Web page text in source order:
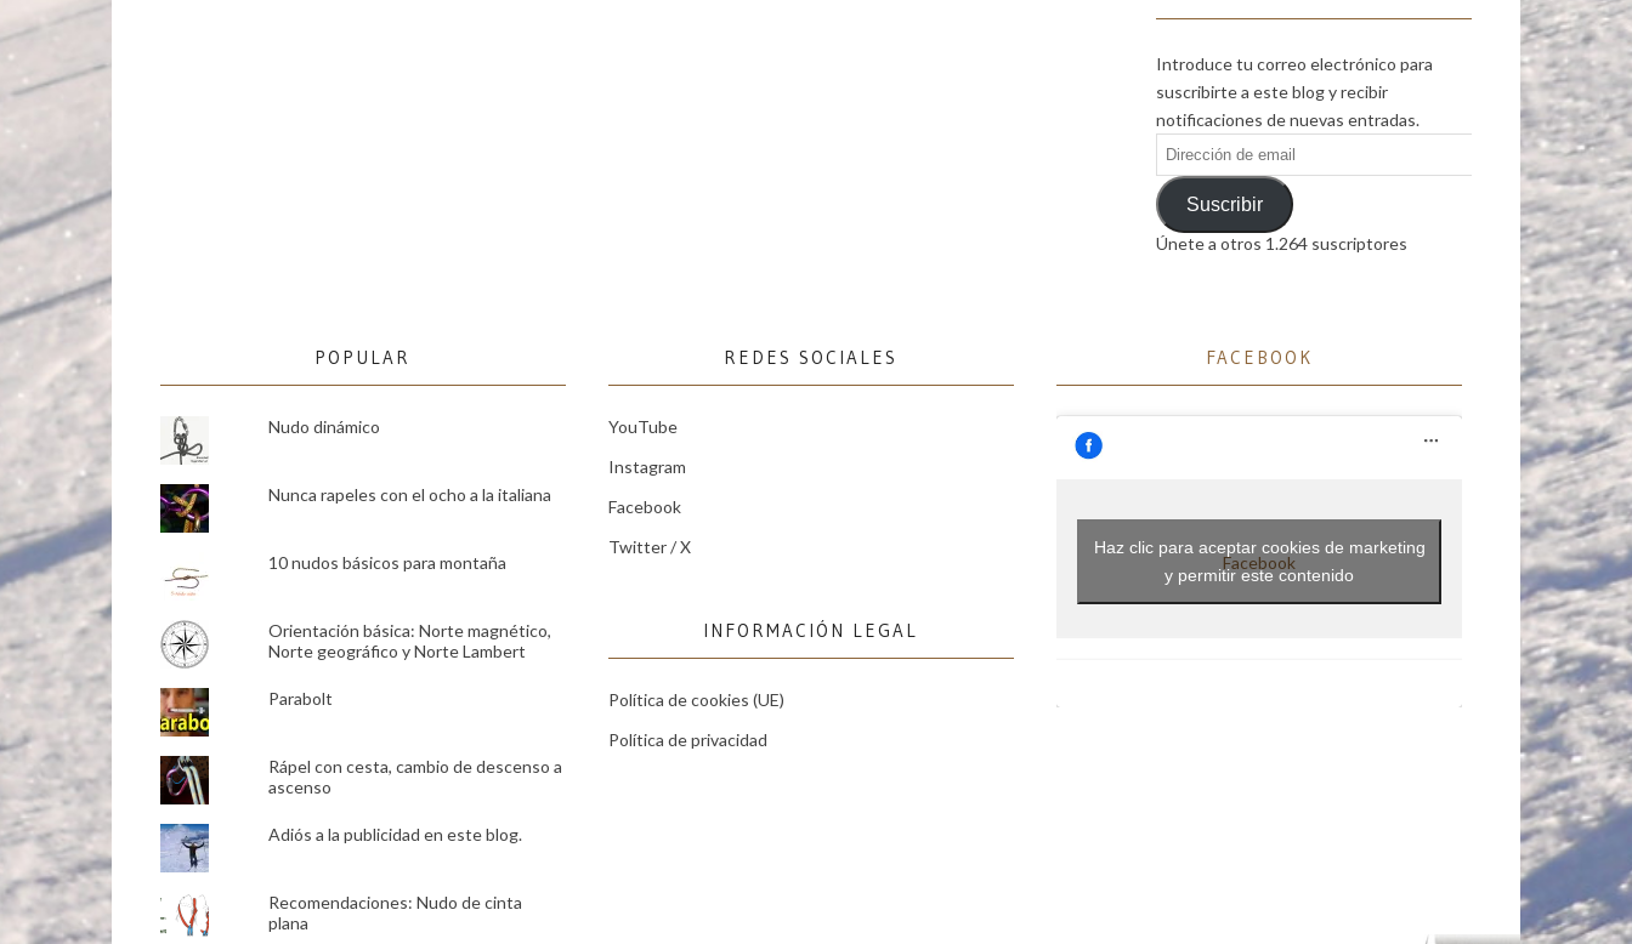
Introduce tu correo electrónico para
suscribirte a este blog y recibir
notificaciones de nuevas entradas.
Dirección
de
emailSuscribir
Únete a otros 1.264 suscriptores
POPULAR
Nudo dinámico
Nunca rapeles con el ocho a la italiana
10 nudos básicos para montaña
Orientación básica: Norte magnético,
Norte geográfico y Norte Lambert
Parabolt
Rápel con cesta, cambio de descenso a
ascenso
Adiós a la publicidad en este blog.
Recomendaciones: Nudo de cinta
plana
REDES SOCIALES
YouTube
Instagram
Facebook
Twitter / X
INFORMACIÓN LEGAL
Política de cookies (UE)
Política de privacidad
FACEBOOK
Facebook
Haz clic para aceptar cookies de marketing
y permitir este contenido